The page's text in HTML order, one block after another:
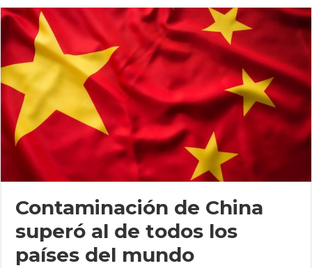
Contaminación de China
superó al de todos los
países del mundo